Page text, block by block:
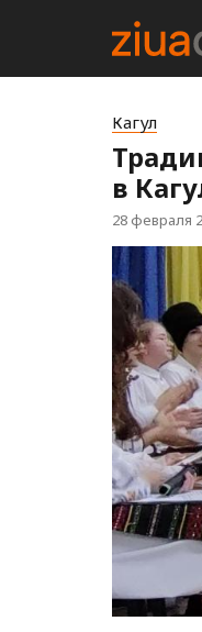
Кагул
в
28 февраля